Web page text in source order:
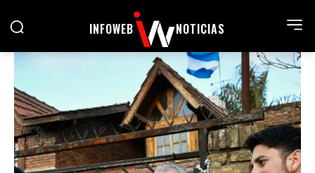
INFOWEB NOTICIAS